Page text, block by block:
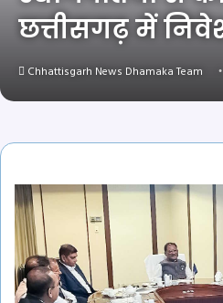
छत्तीसगढ़ में
Chhattisgarh News Dhamaka Team